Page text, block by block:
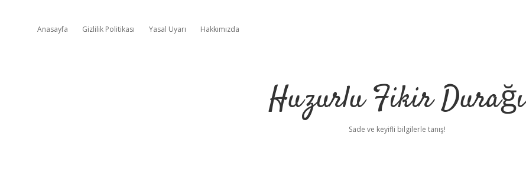
Anasayfa Gizlilik Politikası Yasal Uyarı Hakkımızda
Huzurlu Fikir Durağı
Sade ve keyifli bilgilerle tanış!